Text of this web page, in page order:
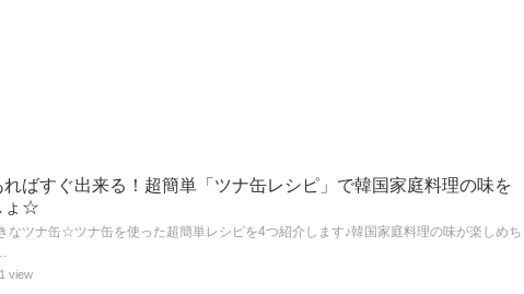
ればすぐ出来る！超簡単「ツナ缶レシピ」で韓国家庭料理の味を
ょ☆
なツナ缶☆ツナ缶を使った超簡単レシピを4つ紹介します♪韓国家庭料理の味が楽しめち
view